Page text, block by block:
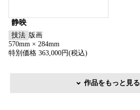
静映
技法 版画
570mm × 284mm
特別価格 363,000円(税込)
作品をもっと見る